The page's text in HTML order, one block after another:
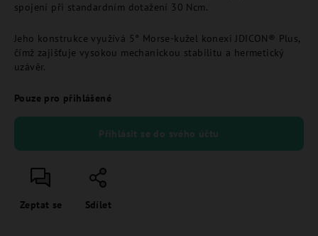
spojení při standardním dotažení 30 Ncm.
Jeho konstrukce využívá 5° Morse-kužel konexi JDICON® Plus,
čímž zajišťuje vysokou mechanickou stabilitu a hermetický
uzávěr.
Pouze pro přihlášené
Přihlásit se do svého účtu
Zeptat se Sdílet